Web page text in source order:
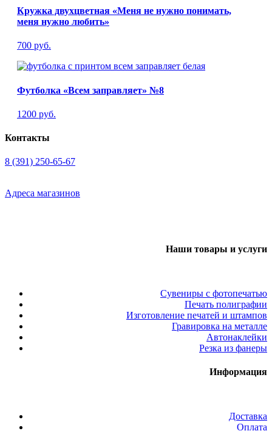
Кружка двухцветная «Меня не нужно понимать,
меня нужно любить»
700 руб.
Футболка «Всем заправляет» №8
1200 руб.
Контакты
8 (391) 250-65-67
Адреса магазинов
Наши товары и услуги
Сувениры с фотопечатью
Печать полиграфии
Изготовление печатей и штампов
Гравировка на металле
Автонаклейки
Резка из фанеры
Информация
Доставка
Оплата